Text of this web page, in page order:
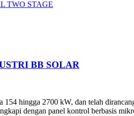
BB SOLAR
hingga 2700 kW, dan telah
dengan panel kontrol berbasis